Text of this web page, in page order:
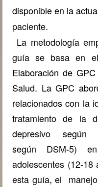
disponible en la
paciente.
La metodología
guía se basa en
Elaboración de
Salud. La GPC
relacionados con la
tratamiento de la
depresivo según
según DSM-5)
adolescentes (12-18
esta guía, el